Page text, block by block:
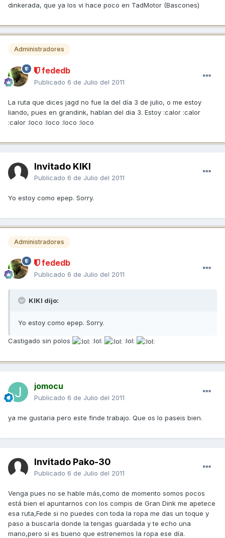
dinkerada, que ya los vi hace poco en TadMotor (Bascones)
Administradores
fededb
Publicado 6 de Julio del 2011
La ruta que dices jagd no fue la del día 3 de julio, o me estoy
liando, pues en grandink, hablan del dia 3. Estoy :calor :calor
:calor :loco :loco :loco :loco
Invitado KIKI
Publicado 6 de Julio del 2011
Yo estoy como epep. Sorry.
Administradores
fededb
Publicado 6 de Julio del 2011
KIKI dijo:
Yo estoy como epep. Sorry.
Castigado sin polos :lol: :lol:
jomocu
Publicado 6 de Julio del 2011
ya me gustaria pero este finde trabajo. Que os lo paseis bien.
Invitado Pako-30
Publicado 6 de Julio del 2011
Venga pues no se hable más,como de momento somos pocos
está bien el apuntarnos con los compis de Gran Dink me apetece
esa ruta,Fede si no puedes con toda la ropa me das un toque y
paso a buscarla donde la tengas guardada y te echo una
mano,pero si es bueno que estrenemos la ropa ese día.